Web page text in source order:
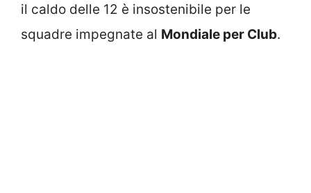
il caldo delle 12 è insostenibile per le
squadre impegnate al Mondiale per Club.